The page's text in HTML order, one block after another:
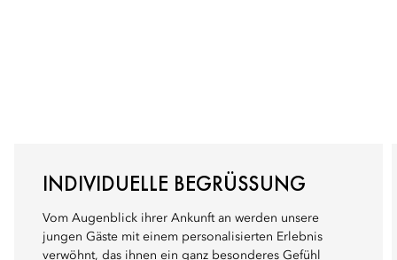
INDIVIDUELLE BEGRÜSSUNG
Vom Augenblick ihrer Ankunft an werden unsere
jungen Gäste mit einem personalisierten Erlebnis
verwöhnt, das ihnen ein ganz besonderes Gefühl